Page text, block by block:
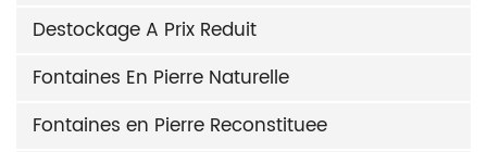
Destockage A Prix Reduit
Fontaines En Pierre Naturelle
Fontaines en Pierre Reconstituee